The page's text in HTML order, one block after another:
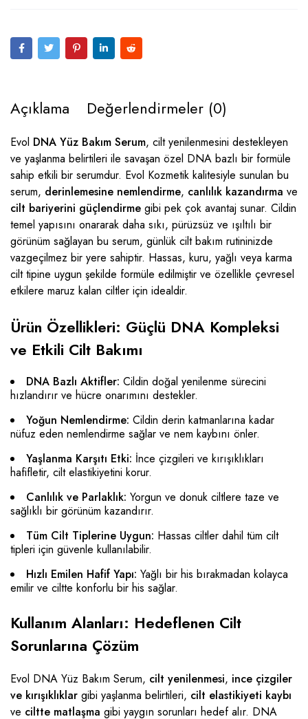
Açıklama Değerlendirmeler (0)
Evol DNA Yüz Bakım Serum, cilt yenilenmesini destekleyen
ve yaşlanma belirtileri ile savaşan özel DNA bazlı bir formüle
sahip etkili bir serumdur. Evol Kozmetik kalitesiyle sunulan bu
serum, derinlemesine nemlendirme, canlılık kazandırma ve
cilt bariyerini güçlendirme gibi pek çok avantaj sunar. Cildin
temel yapısını onararak daha sıkı, pürüzsüz ve ışıltılı bir
görünüm sağlayan bu serum, günlük cilt bakım rutininizde
vazgeçilmez bir yere sahiptir. Hassas, kuru, yağlı veya karma
cilt tipine uygun şekilde formüle edilmiştir ve özellikle çevresel
etkilere maruz kalan ciltler için idealdir.
Ürün Özellikleri: Güçlü DNA Kompleksi
ve Etkili Cilt Bakımı
DNA Bazlı Aktifler: Cildin doğal yenilenme sürecini
hızlandırır ve hücre onarımını destekler.
Yoğun Nemlendirme: Cildin derin katmanlarına kadar
nüfuz eden nemlendirme sağlar ve nem kaybını önler.
Yaşlanma Karşıtı Etki: İnce çizgileri ve kırışıklıkları
hafifletir, cilt elastikiyetini korur.
Canlılık ve Parlaklık: Yorgun ve donuk ciltlere taze ve
sağlıklı bir görünüm kazandırır.
Tüm Cilt Tiplerine Uygun: Hassas ciltler dahil tüm cilt
tipleri için güvenle kullanılabilir.
Hızlı Emilen Hafif Yapı: Yağlı bir his bırakmadan kolayca
emilir ve ciltte konforlu bir his sağlar.
Kullanım Alanları: Hedeflenen Cilt
Sorunlarına Çözüm
Evol DNA Yüz Bakım Serum, cilt yenilenmesi, ince çizgiler
ve kırışıklıklar gibi yaşlanma belirtileri, cilt elastikiyeti kaybı
ve ciltte matlaşma gibi yaygın sorunları hedef alır. DNA